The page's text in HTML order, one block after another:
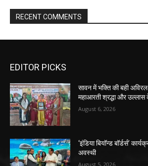
RECENT COMMENTS
EDITOR PICKS
सावन में भक्ति की बही अविरल
महाआरती श्रद्धा और
August 6, 2026
‘इंडिया बियॉन्ड बॉर्डर्स’
अवस्थी
August 5, 2026